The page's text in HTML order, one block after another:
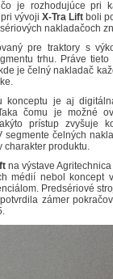
je rozhodujúce pri
vývoji X-Tra Liftboli
nakladačoch
pre traktory s
trhu. Práve
je čelný nakladač
konceptu je aj
čomu je možné
prístup zvyšuje
segmente čelných
charakter produktu.
na výstave
médií nebol koncept
Predsériové
zámer